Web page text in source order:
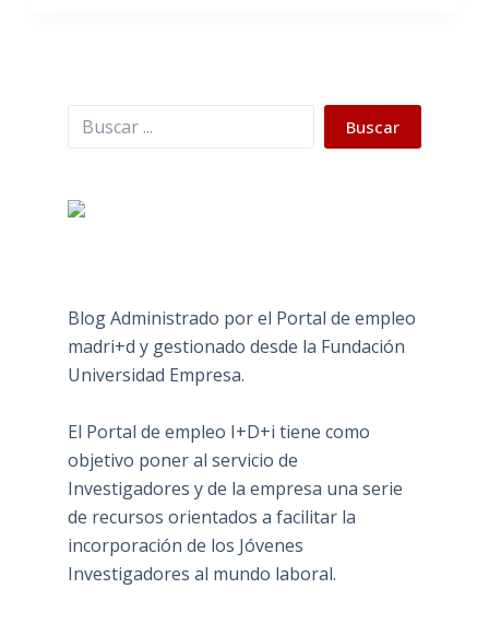
Buscar Buscar
Blog Administrado por el Portal de empleo
madri+d y gestionado desde la Fundación
Universidad Empresa.
El Portal de empleo I+D+i tiene como
objetivo poner al servicio de
Investigadores y de la empresa una serie
de recursos orientados a facilitar la
incorporación de los Jóvenes
Investigadores al mundo laboral.